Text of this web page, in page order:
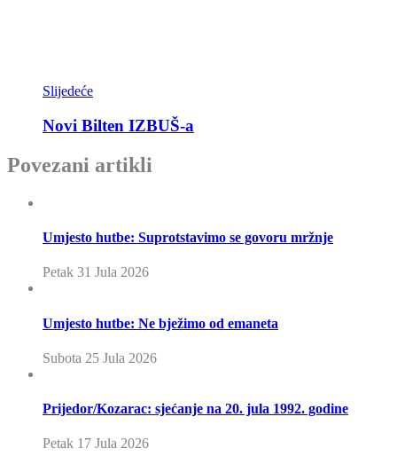
Slijedeće
Novi Bilten IZBUŠ-a
Povezani artikli
Umjesto hutbe: Suprotstavimo se govoru mržnje
Petak 31 Jula 2026
Umjesto hutbe: Ne bježimo od emaneta
Subota 25 Jula 2026
Prijedor/Kozarac: sjećanje na 20. jula 1992. godine
Petak 17 Jula 2026